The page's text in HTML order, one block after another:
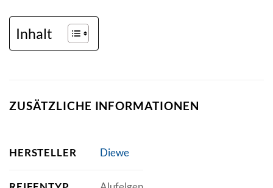
Inhalt
ZUSÄTZLICHE INFORMATIONEN
HERSTELLER Diewe